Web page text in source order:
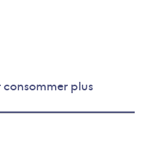
plus